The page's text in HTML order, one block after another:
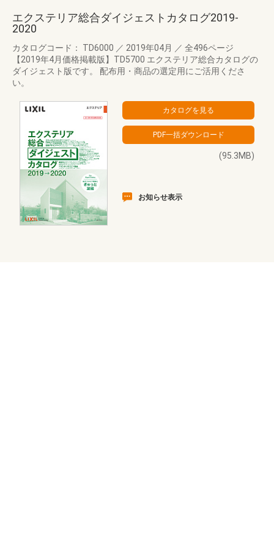
エクステリア総合ダイジェストカタログ2019-
2020
カタログコード： TD6000 ／ 2019年04月 ／ 全496ページ
【2019年4月価格掲載版】TD5700 エクステリア総合カタログの
ダイジェスト版です。 配布用・商品の選定用にご活用くださ
い。
(95.3MB)
お知らせ表示